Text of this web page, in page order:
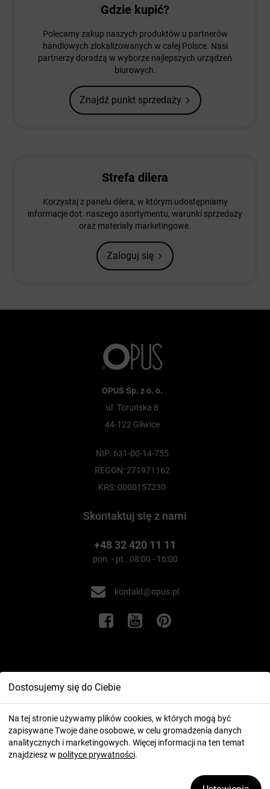
Dostosujemy się do Ciebie
Na tej stronie używamy plików cookies, w których mogą być
zapisywane Twoje dane osobowe, w celu gromadzenia danych
analitycznych i marketingowych. Więcej informacji na ten temat
znajdziesz w polityce prywatności.
Gdzie kupić?
Polecamy zakup naszych produktów u partnerów
handlowych zlokalizowanych w całej Polsce. Nasi
partnerzy doradzą w wyborze najlepszych urządzeń
biurowych.
Znajdź punkt sprzedaży
Strefa dilera
Korzystaj z panelu dilera, w którym udostępniamy
informacje dot. naszego asortymentu, warunki sprzedaży
oraz materiały marketingowe.
Zaloguj się
OPUS Sp. z o. o.
ul. Toruńska 8
44-122 Gliwice
NIP: 631-00-14-755
REGON: 271971162
KRS: 0000157230
Skontaktuj się z nami
+48 32 420 11 11
pon. - pt.: 08:00 - 16:00
kontakt@opus.pl
Informacje
Twoje konto